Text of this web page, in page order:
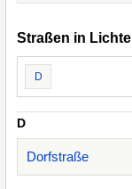
Straßen in
D
D
Dorfstraße